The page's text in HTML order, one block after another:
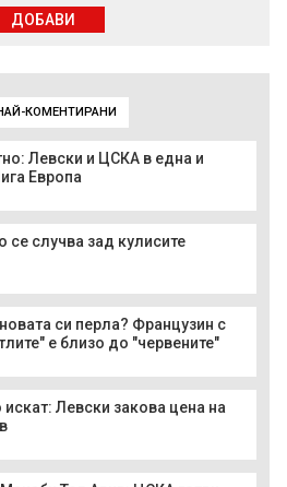
КОМЕНТИРАНИ
Левски и ЦСКА в една и
Европа
се случва зад кулисите
си перла? Французин с
е близо до "червените"
искат: Левски закова цена на
ДОБАВИ